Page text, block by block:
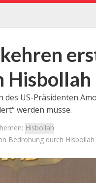
US-Präsidenten
werden müsse.
Hisbollah
Bedrohung durch